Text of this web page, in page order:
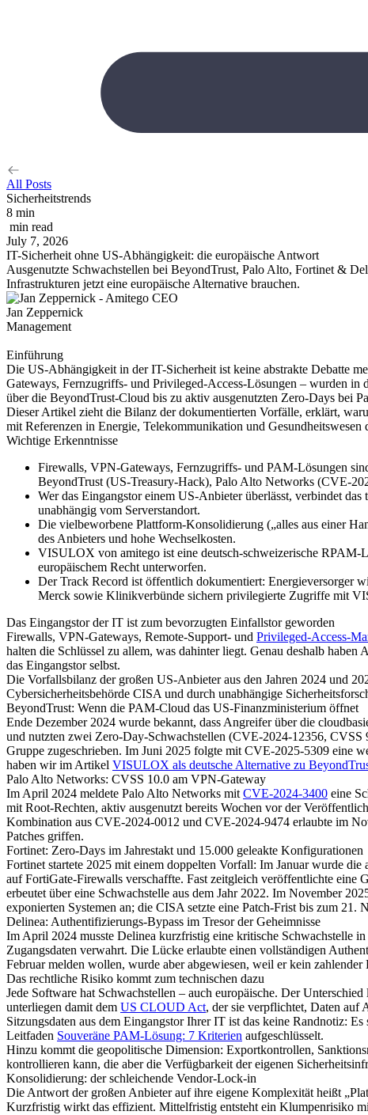
All Posts
Sicherheitstrends
8 min
min read
July 7, 2026
IT-Sicherheit ohne US-Abhängigkeit: die europäische Antwort
Ausgenutzte Schwachstellen bei BeyondTrust, Palo Alto, Fortinet &
Infrastrukturen jetzt eine europäische Alternative brauchen.
Jan Zeppernick
Management
Einführung
Die US-Abhängigkeit in der IT-Sicherheit ist keine abstrakte Debatte
Gateways, Fernzugriffs- und Privileged-Access-Lösungen – wurden
über die BeyondTrust-Cloud bis zu aktiv ausgenutzten Zero-Days bei
Dieser Artikel zieht die Bilanz der dokumentierten Vorfälle, erklärt,
mit Referenzen in Energie, Telekommunikation und
Wichtige Erkenntnisse
Firewalls, VPN-Gateways, Fernzugriffs- und PAM-Lösungen
BeyondTrust (US-Treasury-Hack), Palo Alto Networks (CVE-
Wer das Eingangstor einem US-Anbieter überlässt, verbindet
unabhängig vom Serverstandort.
Die vielbeworbene Plattform-Konsolidierung („alles aus einer
des Anbieters und hohe Wechselkosten.
VISULOX von amitego ist eine deutsch-schweizerische RPAM-
europäischem Recht unterworfen.
Der Track Record ist öffentlich dokumentiert: Energieversorger
Merck sowie Klinikverbünde sichern privilegierte Zugriffe mit
Das Eingangstor der IT ist zum bevorzugten Einfallstor geworden
Firewalls, VPN-Gateways, Remote-Support- und Privileged-Access-
halten die Schlüssel zu allem, was dahinter liegt. Genau deshalb
das Eingangstor selbst.
Die Vorfallsbilanz der großen US-Anbieter aus den Jahren 2024 und
Cybersicherheitsbehörde CISA und durch unabhängige
BeyondTrust: Wenn die PAM-Cloud das US-Finanzministerium öffnet
Ende Dezember 2024 wurde bekannt, dass Angreifer über die
und nutzten zwei Zero-Day-Schwachstellen (CVE-2024-12356,
Gruppe zugeschrieben. Im Juni 2025 folgte mit CVE-2025-5309 eine
haben wir im Artikel VISULOX als deutsche Alternative zu
Palo Alto Networks: CVSS 10.0 am VPN-Gateway
Im April 2024 meldete Palo Alto Networks mit CVE-2024-3400 eine
mit Root-Rechten, aktiv ausgenutzt bereits Wochen vor der
Kombination aus CVE-2024-0012 und CVE-2024-9474 erlaubte im
Patches griffen.
Fortinet: Zero-Days im Jahrestakt und 15.000 geleakte Konfigurationen
Fortinet startete 2025 mit einem doppelten Vorfall: Im Januar wurde
auf FortiGate-Firewalls verschaffte. Fast zeitgleich veröffentlichte
erbeutet über eine Schwachstelle aus dem Jahr 2022. Im November
exponierten Systemen an; die CISA setzte eine Patch-Frist bis zum 21.
Delinea: Authentifizierungs-Bypass im Tresor der Geheimnisse
Im April 2024 musste Delinea kurzfristig eine kritische Schwachstelle
Zugangsdaten verwahrt. Die Lücke erlaubte einen vollständigen
Februar melden wollen, wurde aber abgewiesen, weil er kein
Das rechtliche Risiko kommt zum technischen dazu
Jede Software hat Schwachstellen – auch europäische. Der
unterliegen damit dem US CLOUD Act, der sie verpflichtet, Daten auf
Sitzungsdaten aus dem Eingangstor Ihrer IT ist das keine Randnotiz:
Leitfaden Souveräne PAM-Lösung: 7 Kriterien aufgeschlüsselt.
Hinzu kommt die geopolitische Dimension: Exportkontrollen,
kontrollieren kann, die aber die Verfügbarkeit der eigenen
Konsolidierung: der schleichende Vendor-Lock-in
Die Antwort der großen Anbieter auf ihre eigene Komplexität heißt
Kurzfristig wirkt das effizient. Mittelfristig entsteht ein Klumpenrisiko